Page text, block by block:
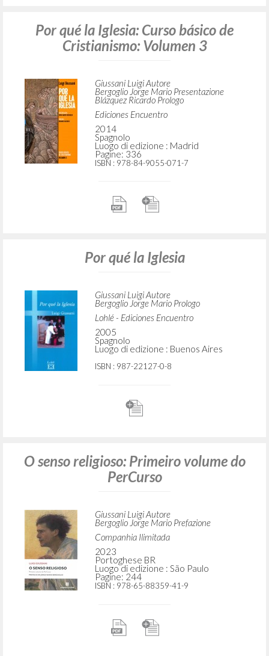
Por qué la Iglesia: Curso básico de
Cristianismo: Volumen 3
Giussani Luigi Autore
Bergoglio Jorge Mario Presentazione
Blázquez Ricardo Prologo
Ediciones Encuentro
2014
Spagnolo
Luogo di edizione : Madrid
Pagine: 336
ISBN : 978-84-9055-071-7
Por qué la Iglesia
Giussani Luigi Autore
Bergoglio Jorge Mario Prologo
Lohlé - Ediciones Encuentro
2005
Spagnolo
Luogo di edizione : Buenos Aires
ISBN : 987-22127-0-8
O senso religioso: Primeiro volume do
PerCurso
Giussani Luigi Autore
Bergoglio Jorge Mario Prefazione
Companhia Ilimitada
2023
Portoghese BR
Luogo di edizione : São Paulo
Pagine: 244
ISBN : 978-65-88359-41-9